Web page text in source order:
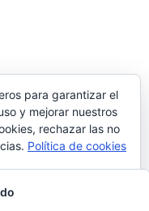
para garantizar el
y mejorar nuestros
rechazar las no
Política de cookies